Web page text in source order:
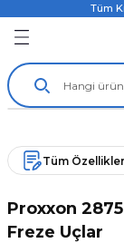
Tüm
Tüm Özellikler
Proxxon
Freze Uçlar